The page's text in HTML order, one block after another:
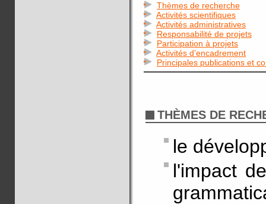
Thèmes de recherche
Activités scientifiques
Activités administratives
Responsabilité de projets
Participation à projets
Activités d’encadrement
Principales publications et
THÈMES DE
le
l'impact